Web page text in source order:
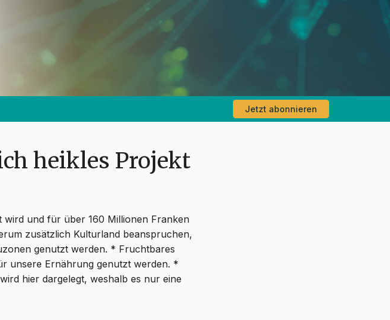
Jetzt abonnieren
heikles Projekt
wird und für über 160 Millionen Franken
zusätzlich Kulturland beanspruchen,
genutzt werden. * Fruchtbares
unsere Ernährung genutzt werden. *
hier dargelegt, weshalb es nur eine